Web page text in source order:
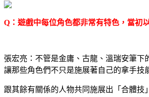
Q ：遊戲中每位角色都非常有特色，當初
張宏亮：不管是金庸、古龍、溫瑞安筆
讓那些角色們不只是施展著自己的拿手技
跟其餘有關係的人物共同施展出「合體